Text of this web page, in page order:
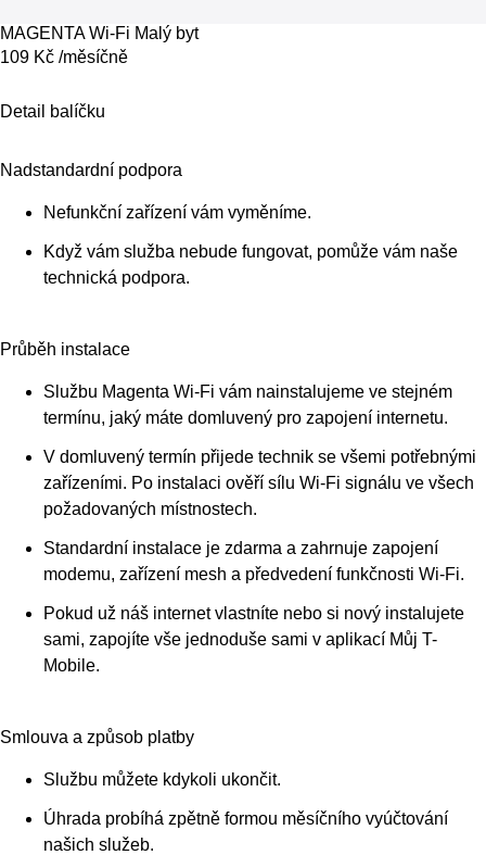
MAGENTA Wi-Fi Malý byt
109 Kč /měsíčně
Detail balíčku
Nadstandardní podpora
Nefunkční zařízení vám vyměníme.
Když vám služba nebude fungovat, pomůže vám naše
technická podpora.
Průběh instalace
Službu Magenta Wi-Fi vám nainstalujeme ve stejném
termínu, jaký máte domluvený pro zapojení internetu.
V domluvený termín přijede technik se všemi potřebnými
zařízeními. Po instalaci ověří sílu Wi-Fi signálu ve všech
požadovaných místnostech.
Standardní instalace je zdarma a zahrnuje zapojení
modemu, zařízení mesh a předvedení funkčnosti Wi-Fi.
Pokud už náš internet vlastníte nebo si nový instalujete
sami, zapojíte vše jednoduše sami v aplikací Můj T-
Mobile.
Smlouva a způsob platby
Službu můžete kdykoli ukončit.
Úhrada probíhá zpětně formou měsíčního vyúčtování
našich služeb.